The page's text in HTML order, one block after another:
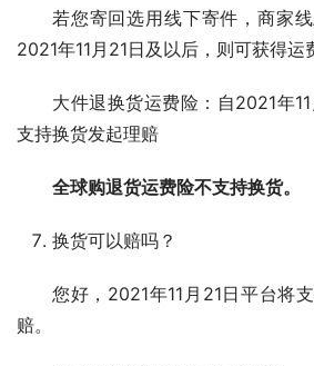
若您寄回选用线下寄件，商家
2021年11月21日及以后，则可获得运
大件退换货运费险：自2021年
支持换货发起理赔
全球购退货运费险不支持换货。
换货可以赔吗？
您好，2021年11月21日平台将
赔。